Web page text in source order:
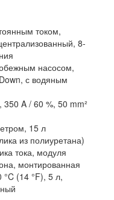
током,
8-
насосом,
с водяным
350 A / 60 %, 50 mm²
15 л
из полиуретана)
тока, модуля
монтированная
(14 °F), 5 л,